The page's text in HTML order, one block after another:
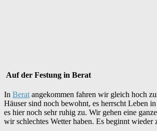
Auf der Festung in Berat
In Berat angekommen fahren wir gleich hoch
Häuser sind noch bewohnt, es herrscht Leben
es hier noch sehr ruhig zu. Wir gehen eine
wir schlechtes Wetter haben. Es beginnt